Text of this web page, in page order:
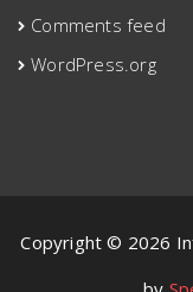
Comments feed
WordPress.org
Copyright © 2026